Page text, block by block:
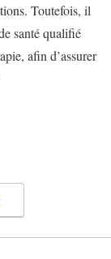
Toutefois, il
santé qualifié
afin d’assurer